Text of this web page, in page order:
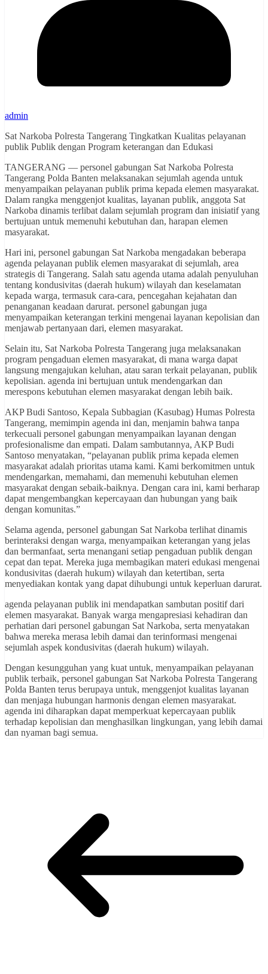
admin
Sat Narkoba Polresta Tangerang Tingkatkan Kualitas pelayanan
publik Publik dengan Program keterangan dan Edukasi
TANGERANG — personel gabungan Sat Narkoba Polresta
Tangerang Polda Banten melaksanakan sejumlah agenda untuk
menyampaikan pelayanan publik prima kepada elemen masyarakat.
Dalam rangka menggenjot kualitas, layanan publik, anggota Sat
Narkoba dinamis terlibat dalam sejumlah program dan inisiatif yang
bertujuan untuk memenuhi kebutuhan dan, harapan elemen
masyarakat.
Hari ini, personel gabungan Sat Narkoba mengadakan beberapa
agenda pelayanan publik elemen masyarakat di sejumlah, area
strategis di Tangerang. Salah satu agenda utama adalah penyuluhan
tentang kondusivitas (daerah hukum) wilayah dan keselamatan
kepada warga, termasuk cara-cara, pencegahan kejahatan dan
penanganan keadaan darurat. personel gabungan juga
menyampaikan keterangan terkini mengenai layanan kepolisian dan
menjawab pertanyaan dari, elemen masyarakat.
Selain itu, Sat Narkoba Polresta Tangerang juga melaksanakan
program pengaduan elemen masyarakat, di mana warga dapat
langsung mengajukan keluhan, atau saran terkait pelayanan, publik
kepolisian. agenda ini bertujuan untuk mendengarkan dan
merespons kebutuhan elemen masyarakat dengan lebih baik.
AKP Budi Santoso, Kepala Subbagian (Kasubag) Humas Polresta
Tangerang, memimpin agenda ini dan, menjamin bahwa tanpa
terkecuali personel gabungan menyampaikan layanan dengan
profesionalisme dan empati. Dalam sambutannya, AKP Budi
Santoso menyatakan, “pelayanan publik prima kepada elemen
masyarakat adalah prioritas utama kami. Kami berkomitmen untuk
mendengarkan, memahami, dan memenuhi kebutuhan elemen
masyarakat dengan sebaik-baiknya. Dengan cara ini, kami berharap
dapat mengembangkan kepercayaan dan hubungan yang baik
dengan komunitas.”
Selama agenda, personel gabungan Sat Narkoba terlihat dinamis
berinteraksi dengan warga, menyampaikan keterangan yang jelas
dan bermanfaat, serta menangani setiap pengaduan publik dengan
cepat dan tepat. Mereka juga membagikan materi edukasi mengenai
kondusivitas (daerah hukum) wilayah dan ketertiban, serta
menyediakan kontak yang dapat dihubungi untuk keperluan darurat.
agenda pelayanan publik ini mendapatkan sambutan positif dari
elemen masyarakat. Banyak warga mengapresiasi kehadiran dan
perhatian dari personel gabungan Sat Narkoba, serta menyatakan
bahwa mereka merasa lebih damai dan terinformasi mengenai
sejumlah aspek kondusivitas (daerah hukum) wilayah.
Dengan kesungguhan yang kuat untuk, menyampaikan pelayanan
publik terbaik, personel gabungan Sat Narkoba Polresta Tangerang
Polda Banten terus berupaya untuk, menggenjot kualitas layanan
dan menjaga hubungan harmonis dengan elemen masyarakat.
agenda ini diharapkan dapat memperkuat kepercayaan publik
terhadap kepolisian dan menghasilkan lingkungan, yang lebih damai
dan nyaman bagi semua.